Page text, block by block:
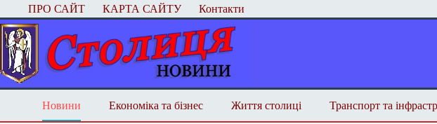
Перейти
до
вмісту
ПРО САЙТ КАРТА САЙТУ Контакти
Новини Економіка та бізнес Життя столиці Транспорт та